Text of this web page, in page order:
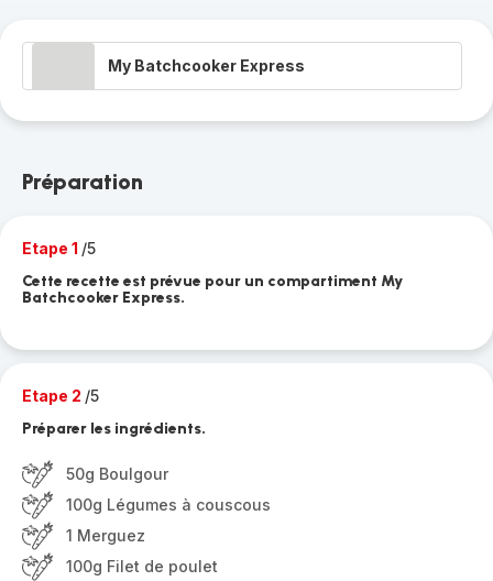
My Batchcooker Express
Préparation
Etape 1 /5
Cette recette est prévue pour un compartiment My
Batchcooker Express.
Etape 2 /5
Préparer les ingrédients.
50g Boulgour
100g Légumes à couscous
1 Merguez
100g Filet de poulet